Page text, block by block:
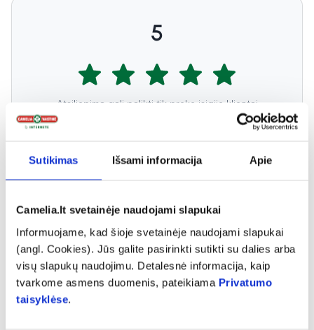
Sutikimas Išsami informacija Apie
Camelia.lt svetainėje naudojami slapukai
Informuojame, kad šioje svetainėje naudojami slapukai
(angl. Cookies). Jūs galite pasirinkti sutikti su dalies arba
visų slapukų naudojimu. Detalesnė informacija, kaip
tvarkome asmens duomenis, pateikiama Privatumo
taisyklėse.
5
Atsiliepimą gali palikti tik prekę įsigiję klientai
Lolo